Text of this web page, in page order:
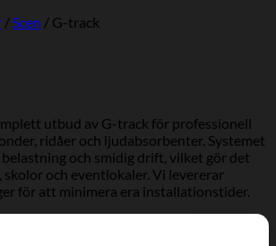
/Scen / G-track
utbud av G-track för professionell
ridåer och ljudabsorbenter. Systemet
och smidig drift, vilket gör det
och eventlokaler. Vi levererar
för att minimera era installationstider.